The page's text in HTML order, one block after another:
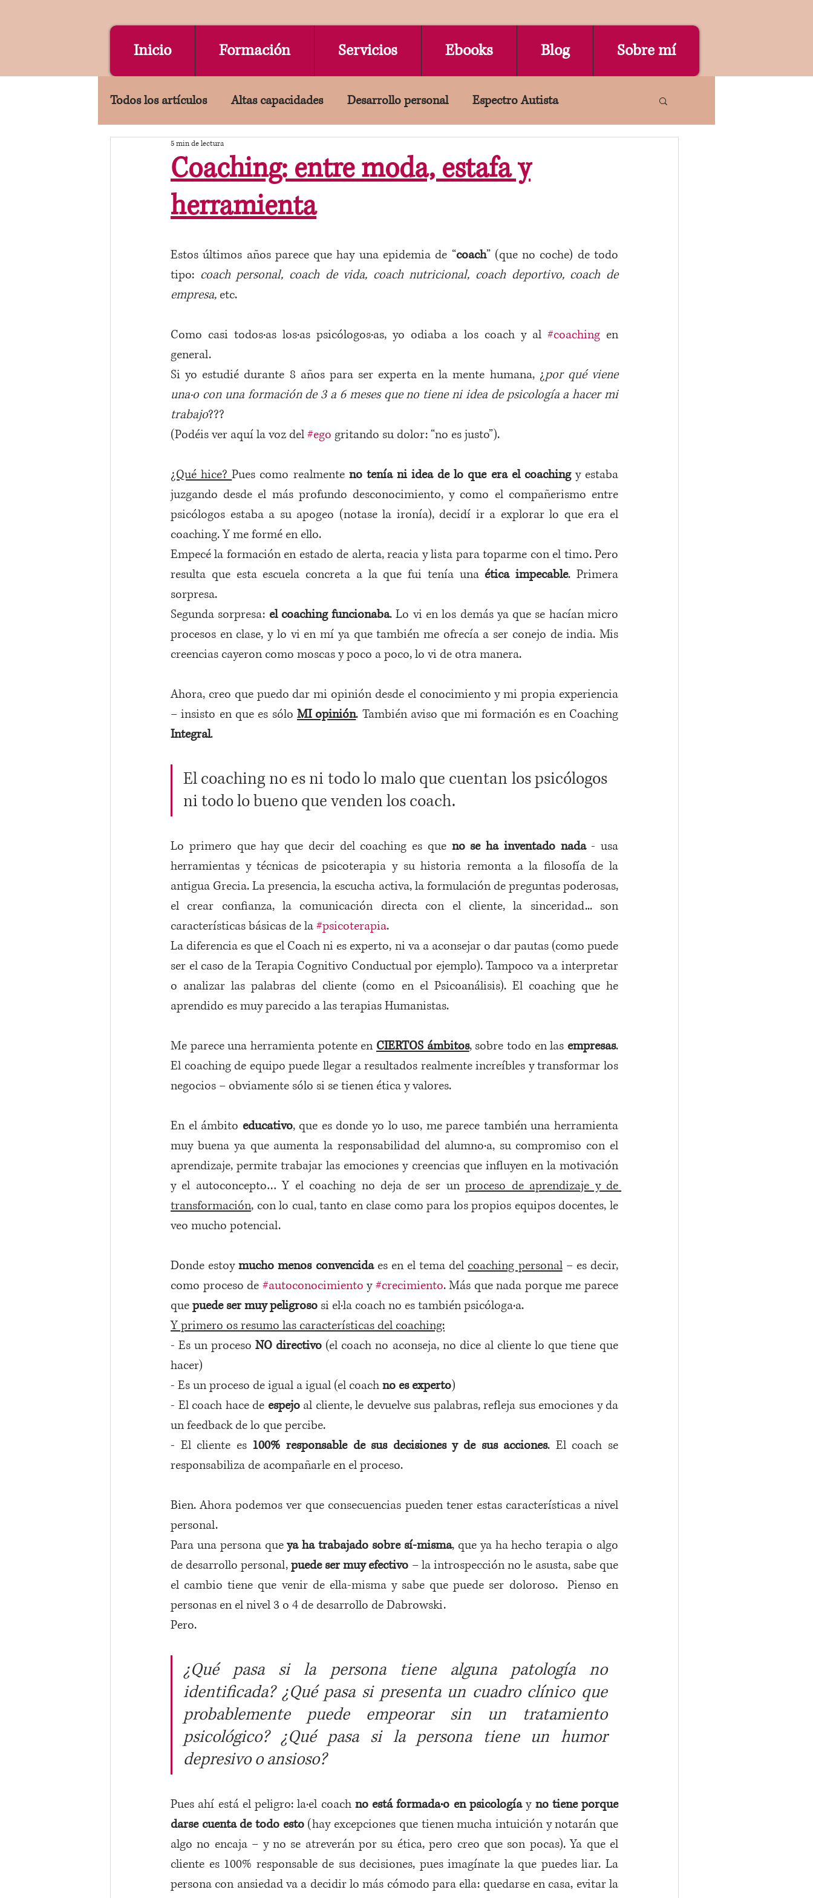
Inicio Formación Servicios Ebooks Blog Sobre mí
Todos los artículos Altas capacidades Desarrollo personal Espectro Autista
Lenguaje emocional
Coaching: entre moda, estafa y
herramienta
5 min de lectura
Estos últimos años parece que hay una epidemia de “coach” (que no coche) de todo
tipo: coach personal, coach de vida, coach nutricional, coach deportivo, coach de
empresa, etc.
Como casi todos·as los·as psicólogos·as, yo odiaba a los coach y al #coaching en
general.
Si yo estudié durante 8 años para ser experta en la mente humana, ¿por qué viene
una·o con una formación de 3 a 6 meses que no tiene ni idea de psicología a hacer mi
trabajo???
(Podéis ver aquí la voz del #ego gritando su dolor: “no es justo”).
¿Qué hice? Pues como realmente no tenía ni idea de lo que era el coaching y estaba
juzgando desde el más profundo desconocimiento, y como el compañerismo entre
psicólogos estaba a su apogeo (notase la ironía), decidí ir a explorar lo que era el
coaching. Y me formé en ello.
Empecé la formación en estado de alerta, reacia y lista para toparme con el timo. Pero
resulta que esta escuela concreta a la que fui tenía una ética impecable. Primera
sorpresa.
Segunda sorpresa: el coaching funcionaba. Lo vi en los demás ya que se hacían micro
procesos en clase, y lo vi en mí ya que también me ofrecía a ser conejo de india. Mis
creencias cayeron como moscas y poco a poco, lo vi de otra manera.
Ahora, creo que puedo dar mi opinión desde el conocimiento y mi propia experiencia
– insisto en que es sólo MI opinión
Integral.
El coaching no es ni todo lo malo que cuentan los psicólogos
ni todo lo bueno que venden los coach.
Lo primero que hay que decir del coaching es que no se ha inventado nada - usa
herramientas y técnicas de psicoterapia y su historia remonta a la filosofía de la
antigua Grecia. La presencia, la escucha activa, la formulación de preguntas poderosas,
el crear confianza, la comunicación directa con el cliente, la sinceridad... son
características básicas de la #psicoterapia.
La diferencia es que el Coach ni es experto, ni va a aconsejar o dar pautas (como puede
ser el caso de la Terapia Cognitivo Conductual por ejemplo). Tampoco va a interpretar
o analizar las palabras del cliente (como en el Psicoanálisis). El coaching que he
aprendido es muy parecido a las terapias Humanistas.
Me parece una herramienta potente en CIERTOS ámbitos, sobre todo en las empresas.
El coaching de equipo puede llegar a resultados realmente increíbles y transformar los
negocios – obviamente sólo si se tienen ética y valores.
En el ámbito educativo, que es donde yo lo uso, me parece también una herramienta
muy buena ya que aumenta la responsabilidad del alumno·a, su compromiso con el
aprendizaje, permite trabajar las emociones y creencias que influyen en la motivación
y el autoconcepto… Y el coaching no deja de ser un proceso de aprendizaje y de
transformación, con lo cual, tanto en clase como para los propios equipos docentes, le
veo mucho potencial.
Donde estoy mucho menos convencida es en el tema del coaching personal – es decir,
como proceso de #autoconocimiento y #crecimiento. Más que nada porque me parece
que puede ser muy peligroso si el·la coach no es también psicóloga·a.
Y primero os resumo las características del coaching:
- Es un proceso NO directivo (el coach no aconseja, no dice al cliente lo que tiene que
hacer)
- Es un proceso de igual a igual (el coach no es experto)
- El coach hace de espejo al cliente, le devuelve sus palabras, refleja sus emociones y da
un feedback de lo que percibe.
- El cliente es 100% responsable de sus decisiones y de sus acciones. El coach se
responsabiliza de acompañarle en el proceso.
Bien. Ahora podemos ver que consecuencias pueden tener estas características a nivel
personal.
Para una persona que ya ha trabajado sobre sí-misma, que ya ha hecho terapia o algo
de desarrollo personal, puede ser muy efectivo – la introspección no le asusta, sabe que
el cambio tiene que venir de ella-misma y sabe que puede ser doloroso.  Pienso en
personas en el nivel 3 o 4 de desarrollo de Dabrowski.
Pero.
¿Qué pasa si la persona tiene alguna patología no
identificada? ¿Qué pasa si presenta un cuadro clínico que
probablemente puede empeorar sin un tratamiento
psicológico? ¿Qué pasa si la persona tiene un humor
depresivo o ansioso?
Pues ahí está el peligro: la·el coach no está formada·o en psicología y no tiene porque
darse cuenta de todo esto (hay excepciones que tienen mucha intuición y notarán que
algo no encaja – y no se atreverán por su ética, pero creo que son pocas). Ya que el
cliente es 100% responsable de sus decisiones, pues imagínate la que puedes liar. La
persona con ansiedad va a decidir lo más cómodo para ella: quedarse en casa, evitar la